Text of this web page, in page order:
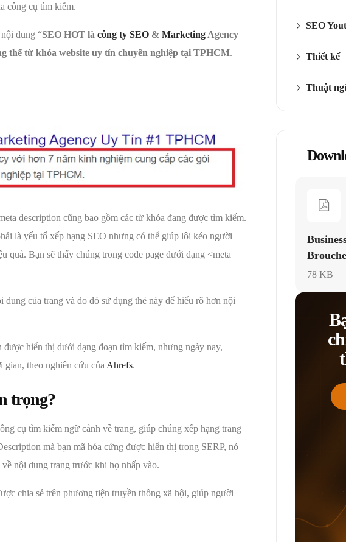
công cụ tìm kiếm.
dung “SEO HOT là công ty SEO & Marketing Agency
thể từ khóa website uy tín chuyên nghiệp tại TPHCM.
description cũng bao gồm các từ khóa đang được tìm kiếm.
là yếu tố xếp hạng SEO nhưng có thể giúp lôi kéo người
quả. Bạn sẽ thấy chúng trong code page dưới dạng <meta
của trang và do đó sử dụng thẻ này để hiểu rõ hơn nội
hiển thị dưới dạng đoạn tìm kiếm, nhưng ngày nay,
theo nghiên cứu của Ahrefs.
trọng?
cụ tìm kiếm ngữ cảnh về trang, giúp chúng xếp hạng trang
mà bạn mã hóa cứng được hiển thị trong SERP, nó
nội dung trang trước khi họ nhấp vào.
chia sẻ trên phương tiện truyền thông xã hội, giúp người
SEO
Thiết kế
Thuật
78 KB